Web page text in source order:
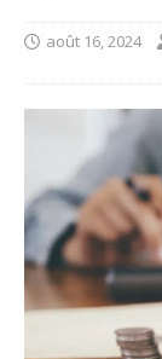
août 16, 2024